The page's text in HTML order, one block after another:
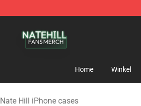
Home Winkel
Nate Hill iPhone cases